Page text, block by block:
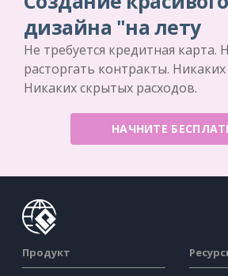
дизайна "на лету
Не требуется кредитная карта.
расторгать контракты. Никаких
Никаких скрытых расходов.
НАЧНИТЕ
Продукт